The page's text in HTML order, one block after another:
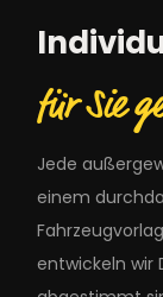
für Sie
Jede
einem
entwickeln wir